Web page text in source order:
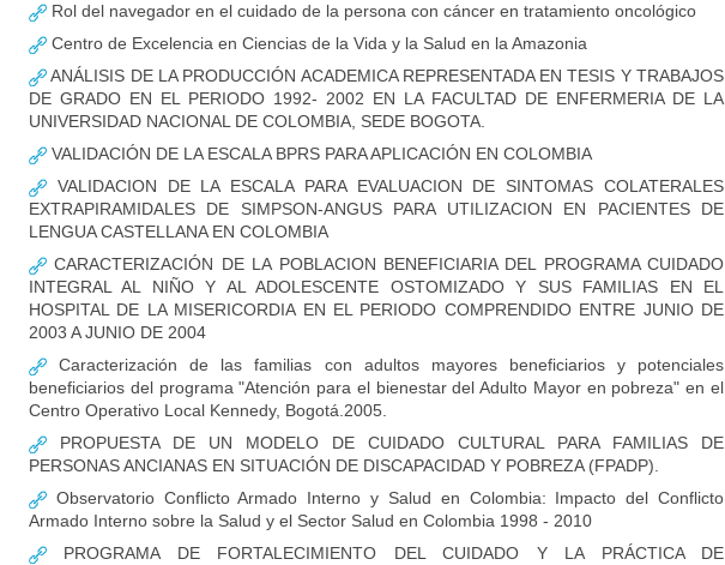
Rol del navegador en el cuidado de la persona con cáncer en tratamiento oncológico
Centro de Excelencia en Ciencias de la Vida y la Salud en la Amazonia
ANÁLISIS DE LA PRODUCCIÓN ACADEMICA REPRESENTADA EN TESIS Y TRABAJOS
DE GRADO EN EL PERIODO 1992- 2002 EN LA FACULTAD DE ENFERMERIA DE LA
UNIVERSIDAD NACIONAL DE COLOMBIA, SEDE BOGOTA.
VALIDACIÓN DE LA ESCALA BPRS PARA APLICACIÓN EN COLOMBIA
VALIDACION DE LA ESCALA PARA EVALUACION DE SINTOMAS COLATERALES
EXTRAPIRAMIDALES DE SIMPSON-ANGUS PARA UTILIZACION EN PACIENTES DE
LENGUA CASTELLANA EN COLOMBIA
CARACTERIZACIÓN DE LA POBLACION BENEFICIARIA DEL PROGRAMA CUIDADO
INTEGRAL AL NIÑO Y AL ADOLESCENTE OSTOMIZADO Y SUS FAMILIAS EN EL
HOSPITAL DE LA MISERICORDIA EN EL PERIODO COMPRENDIDO ENTRE JUNIO DE
2003 A JUNIO DE 2004
Caracterización de las familias con adultos mayores beneficiarios y potenciales
beneficiarios del programa "Atención para el bienestar del Adulto Mayor en pobreza" en el
Centro Operativo Local Kennedy, Bogotá.2005.
PROPUESTA DE UN MODELO DE CUIDADO CULTURAL PARA FAMILIAS DE
PERSONAS ANCIANAS EN SITUACIÓN DE DISCAPACIDAD Y POBREZA (FPADP).
Observatorio Conflicto Armado Interno y Salud en Colombia: Impacto del Conflicto
Armado Interno sobre la Salud y el Sector Salud en Colombia 1998 - 2010
PROGRAMA DE FORTALECIMIENTO DEL CUIDADO Y LA PRÁCTICA DE